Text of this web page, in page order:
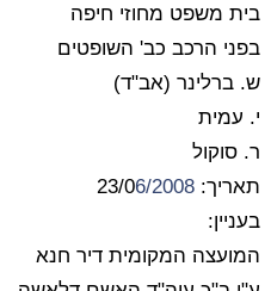
בית משפט מחוזי חיפה
בפני הרכב כב' השופטים
ש. ברלינר (אב"ד)
י. עמית
ר. סוקול
תאריך: 23/0 6/2008
בעניין:
המועצה המקומית דיר חנא